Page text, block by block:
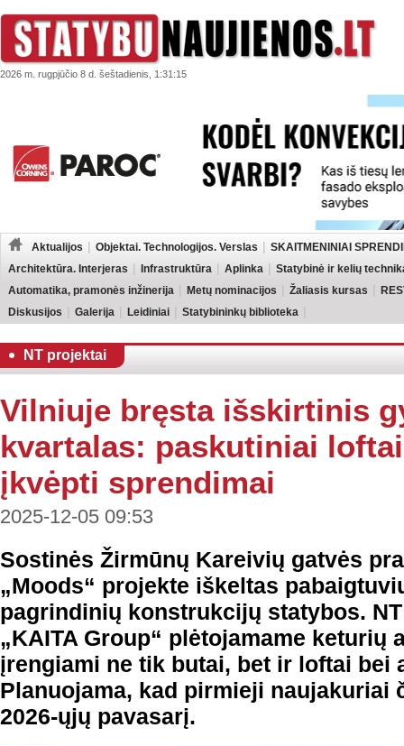
2026 m. rugpjūčio 8 d. šeštadienis, 1:31:15
Aktualijos Objektai. Technologijos. Verslas
SKAITMENINIAI
Architektūra. Interjeras
Infrastruktūra Aplinka
Statybinė ir kelių
Automatika, pramonės inžinerija
Metų nominacijos Žaliasis kursas
Diskusijos
Galerija Leidiniai Statybininkų biblioteka
NT projektai
Vilniuje bręsta išskirtinis
kvartalas: paskutiniai
įkvėpti sprendimai
2025-12-05 09:53
Sostinės Žirmūnų Kareivių gatvės
„Moods“ projekte iškeltas
pagrindinių konstrukcijų statybos.
„KAITA Group“ plėtojamame keturių
įrengiami ne tik butai, bet ir loftai bei
Planuojama, kad pirmieji naujakuriai
2026-ųjų pavasarį.